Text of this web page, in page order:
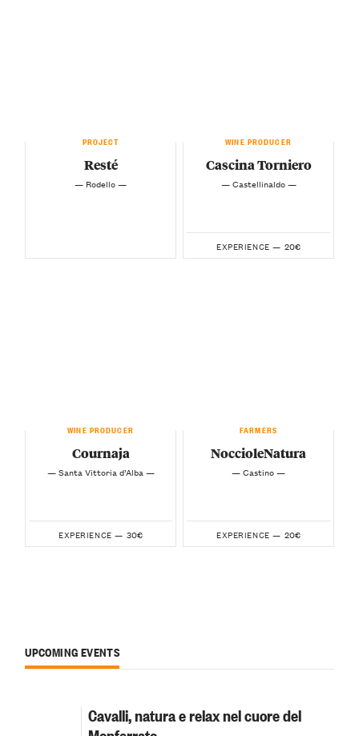
PROJECT
Resté
— Rodello —
WINE PRODUCER
Cascina Torniero
— Castellinaldo —
EXPERIENCE — 20€
WINE PRODUCER
Cournaja
— Santa Vittoria d’Alba —
EXPERIENCE — 30€
FARMERS
NoccioleNatura
— Castino —
EXPERIENCE — 20€
UPCOMING EVENTS
Cavalli, natura e relax nel cuore del